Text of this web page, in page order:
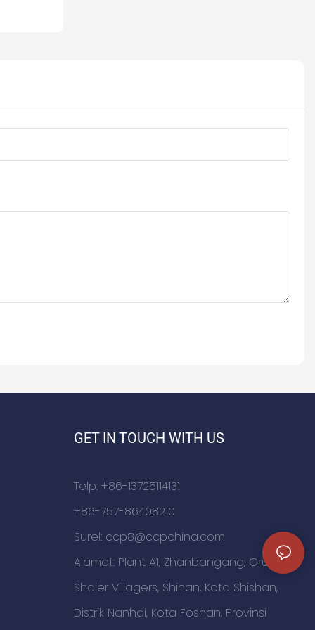
GET IN TOUCH WITH US
Telp: +86-13725114131
+86-757-86408210
Surel: ccp8@ccpchina.com
Alamat: Plant A1, Zhanbangang, Grup
Sha'er Villagers, Shinan, Kota Shishan,
Distrik Nanhai, Kota Foshan, Provinsi